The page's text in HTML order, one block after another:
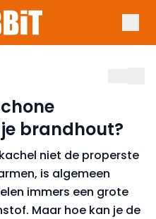
brandhout?
niet de properste
is algemeen
immers een grote
Maar hoe kan je de